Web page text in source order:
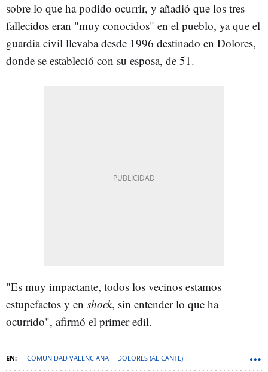
sobre lo que ha podido ocurrir, y añadió que los tres
fallecidos eran "muy conocidos" en el pueblo, ya que el
guardia civil llevaba desde 1996 destinado en Dolores,
donde se estableció con su esposa, de 51.
"Es muy impactante, todos los vecinos estamos
estupefactos y en shock, sin entender lo que ha
ocurrido", afirmó el primer edil.
COMUNIDAD VALENCIANA DOLORES (ALICANTE)